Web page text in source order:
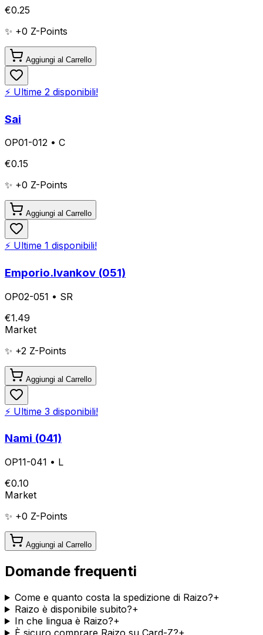
€0.25
✨ +0 Z-Points
Aggiungi al Carrello
⚡ Ultime 2 disponibili!
Sai
OP01-012 • C
€0.15
✨ +0 Z-Points
Aggiungi al Carrello
⚡ Ultime 1 disponibili!
Emporio.Ivankov (051)
OP02-051 • SR
€1.49
Market
✨ +2 Z-Points
Aggiungi al Carrello
⚡ Ultime 3 disponibili!
Nami (041)
OP11-041 • L
€0.10
Market
✨ +0 Z-Points
Aggiungi al Carrello
Domande frequenti
Come e quanto costa la spedizione di Raizo?+
Raizo è disponibile subito?+
In che lingua è Raizo?+
È sicuro comprare Raizo su Card-Z?+